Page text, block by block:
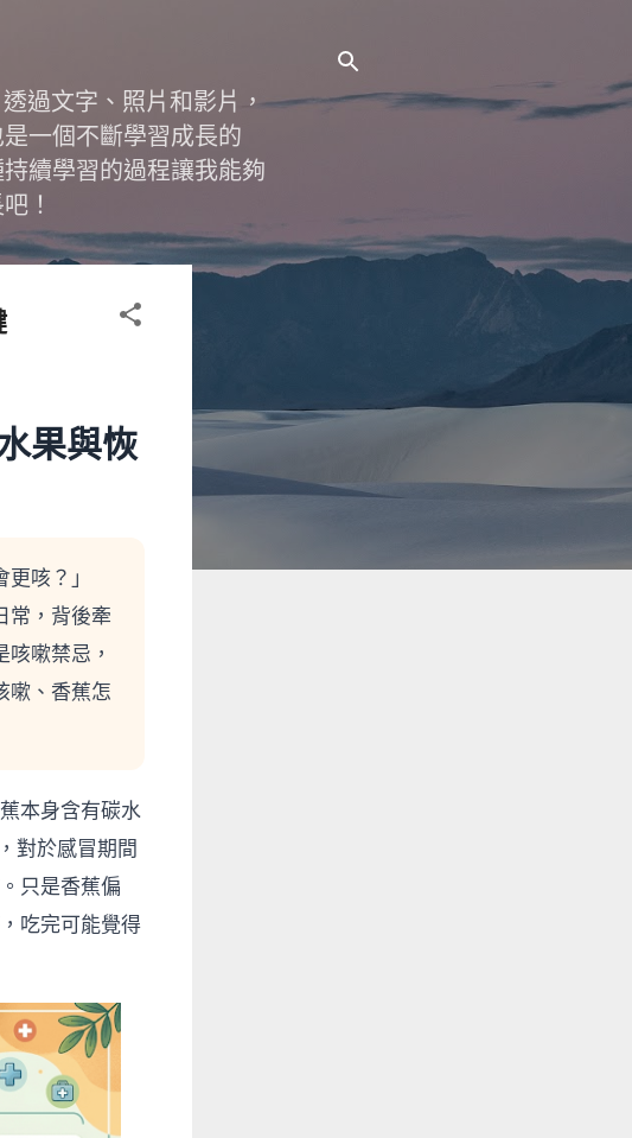
過文字、照片和影片，
一個不斷學習成長的
續學習的過程讓我能夠
！
果與恢
咳？」
常，背後牽
嗽禁忌，
嗽、香蕉怎
本身含有碳水
對於感冒期間
只是香蕉偏
吃完可能覺得